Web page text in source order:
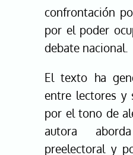
confrontación
por el poder
debate nacional.
El texto ha
entre lectores y
por el tono de
autora
preelectoral y